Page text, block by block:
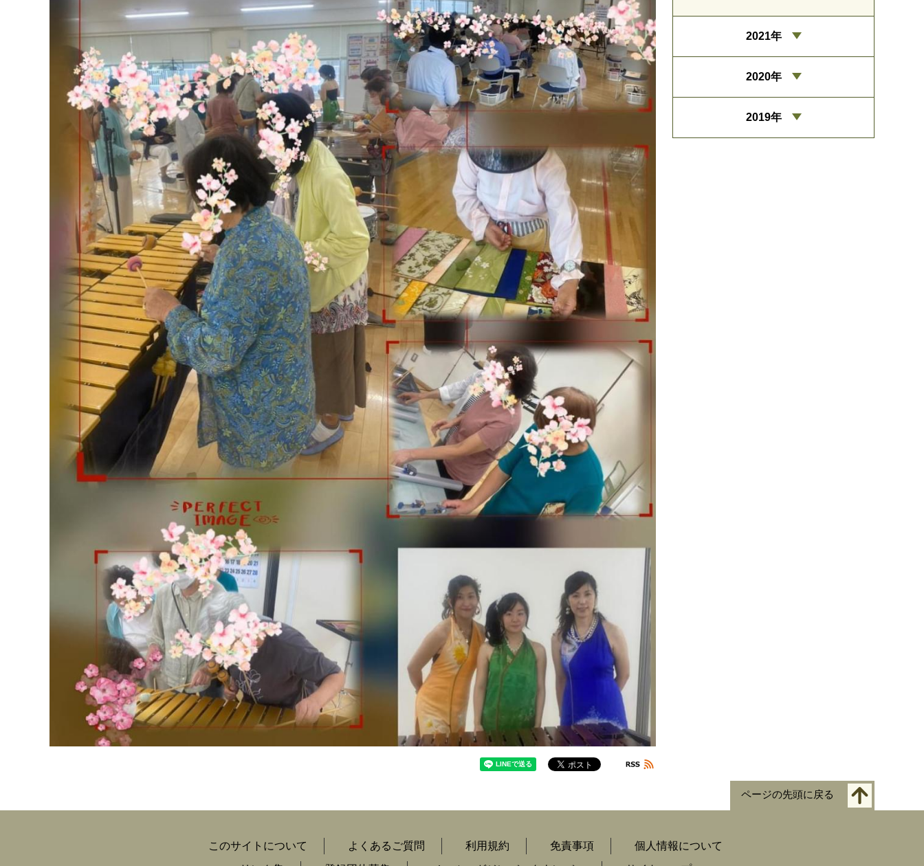
2021年
2020年
2019年
ページの先頭に戻る
このサイトについて よくあるご質問 利用規約 免責事項
個人情報について